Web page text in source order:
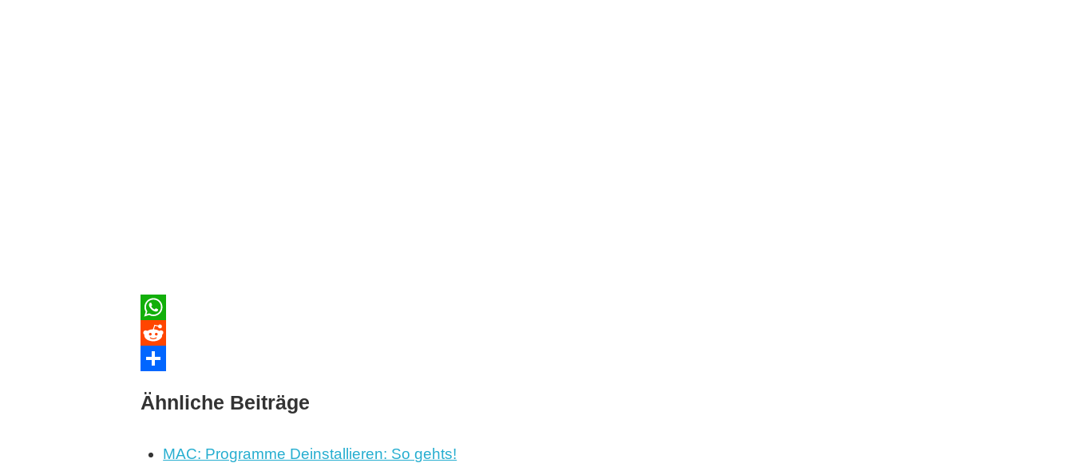
WhatsApp
Reddit
Ähnliche Beiträge
MAC: Programme Deinstallieren: So gehts!